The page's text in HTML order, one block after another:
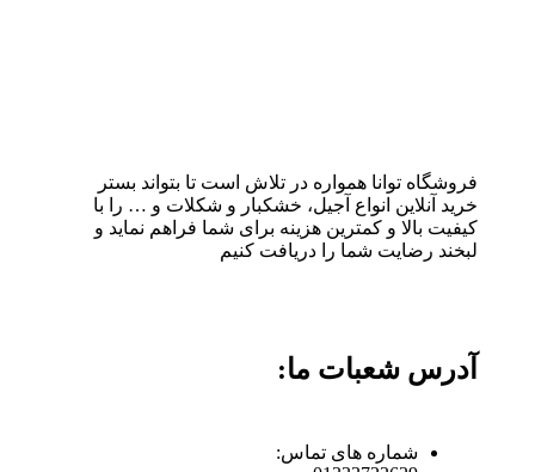
فروشگاه توانا همواره در تلاش است تا بتواند بستر
خرید آنلاین انواع آجیل، خشکبار و شکلات و … را با
کیفیت بالا و کمترین هزینه برای شما فراهم نماید و
لبخند رضایت شما را دریافت کنیم
آدرس شعبات ما:
شماره های تماس: